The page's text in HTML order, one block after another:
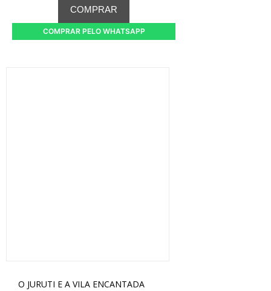
COMPRAR
COMPRAR PELO WHATSAPP
O JURUTI E A VILA ENCANTADA